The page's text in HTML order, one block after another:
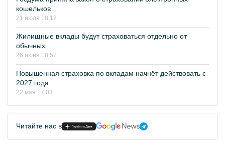
кошельков
21 июля 18:12
Жилищные вклады будут страховаться отдельно от
обычных
26 июня 18:57
Повышенная страховка по вкладам начнёт действовать с
2027 года
22 мая 17:03
Читайте нас в